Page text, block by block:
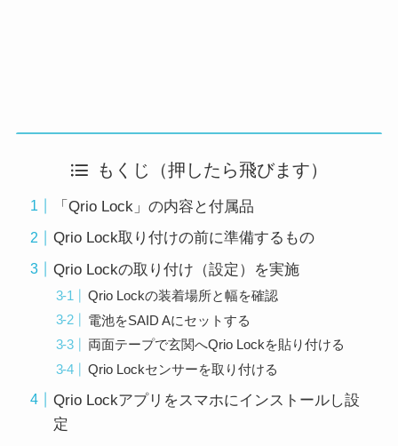
もくじ（押したら飛びます）
「Qrio Lock」の内容と付属品
Qrio Lock取り付けの前に準備するもの
Qrio Lockの取り付け（設定）を実施
Qrio Lockの装着場所と幅を確認
電池をSAID Aにセットする
両面テープで玄関へQrio Lockを貼り付ける
Qrio Lockセンサーを取り付ける
Qrio Lockアプリをスマホにインストールし設
定